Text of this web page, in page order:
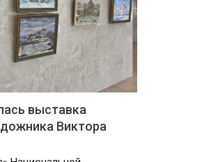
выставка
Виктора